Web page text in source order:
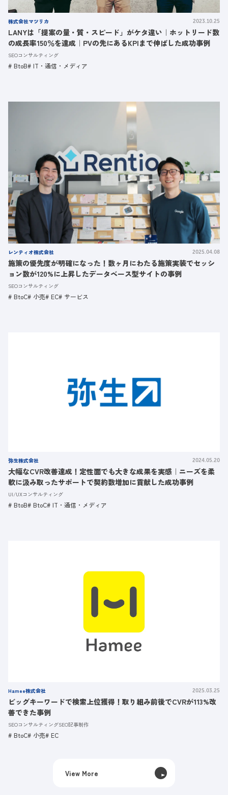
株式会社マツリカ 2023.10.25
LANYは「提案の量・質・スピード」がケタ違い｜ホットリード数
の成長率150％を達成｜PVの先にあるKPIまで伸ばした成功事例
SEOコンサルティング
BtoB IT・通信・メディア
レンティオ株式会社 2025.04.08
施策の優先度が明確になった！数ヶ月にわたる施策実装でセッシ
ョン数が120%に上昇したデータベース型サイトの事例
SEOコンサルティング
BtoC 小売 EC サービス
弥生株式会社 2024.05.20
大幅なCVR改善達成！定性面でも大きな成果を実感｜ニーズを柔
軟に汲み取ったサポートで契約数増加に貢献した成功事例
UI/UXコンサルティング
BtoB BtoC IT・通信・メディア
Hamee株式会社 2025.03.25
ビッグキーワードで検索上位獲得！取り組み前後でCVRが113%改
善できた事例
SEOコンサルティングSEO記事制作
BtoC 小売 EC
View More